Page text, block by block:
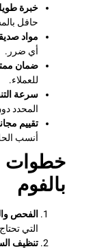
خبرة
حافل
مواد
أي ضرر.
ضمان
للعملاء.
سرعة
المحدد
تقييم
أنسب
خطوات
بالفوم
الفحص
التي
تنظيف